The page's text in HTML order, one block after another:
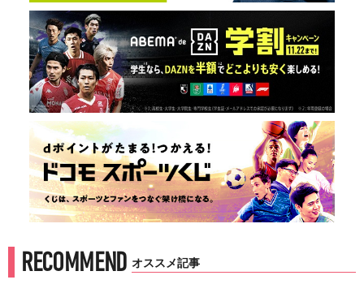
RECOMMEND オススメ記事